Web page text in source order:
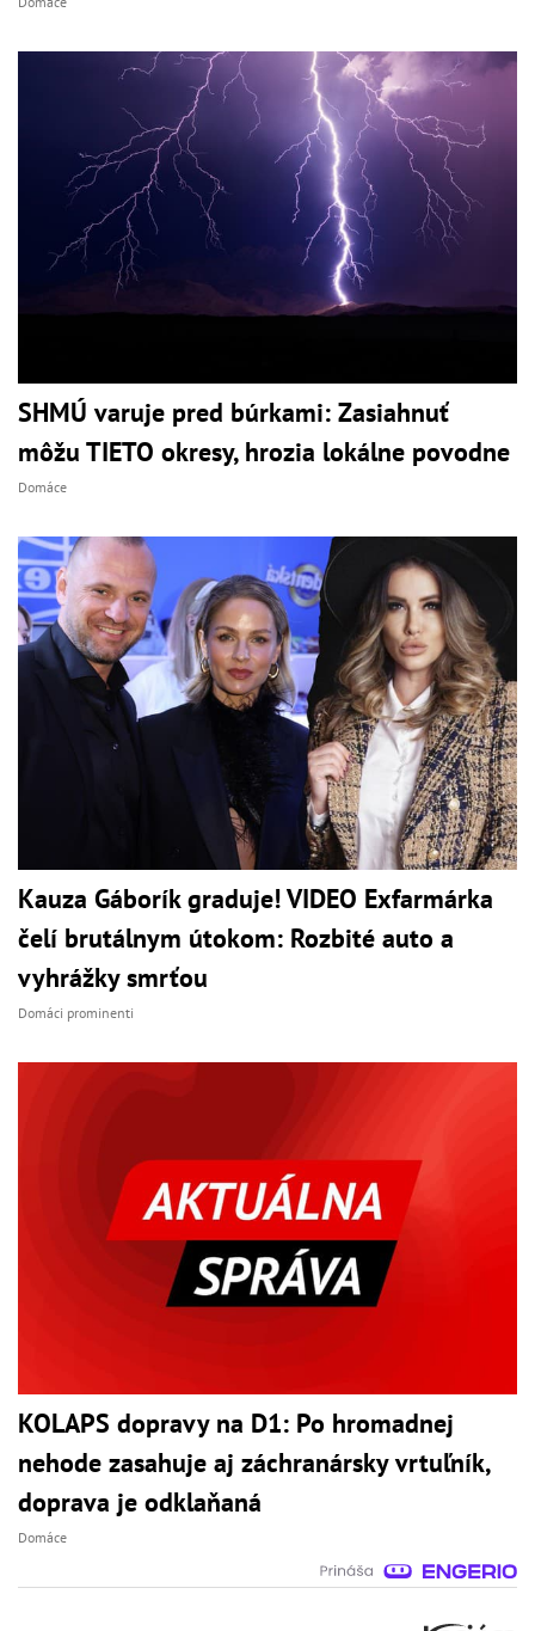
SHMÚ varuje pred búrkami: Zasiahnuť
môžu TIETO okresy, hrozia lokálne povodne
Domáce
Kauza Gáborík graduje! VIDEO Exfarmárka
čelí brutálnym útokom: Rozbité auto a
vyhrážky smrťou
Domáci prominenti
KOLAPS dopravy na D1: Po hromadnej
nehode zasahuje aj záchranársky vrtuľník,
doprava je odklaňaná
Domáce